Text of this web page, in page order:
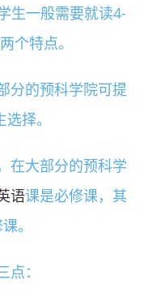
生一般需要就读4-
个特点。
分的预科学院可提
择。
在大部分的预科学
语课是必修课，其
。
：